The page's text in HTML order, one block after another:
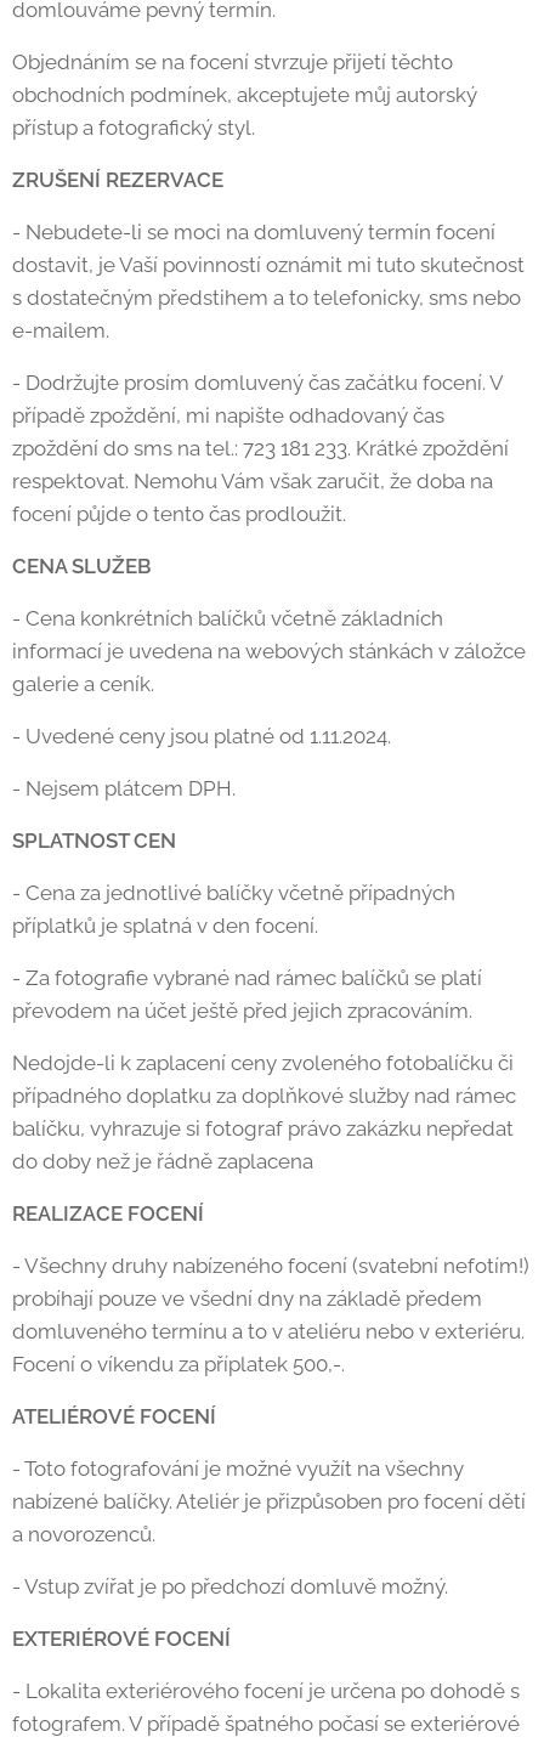
domlouváme pevný termín.
Objednáním se na focení stvrzuje přijetí těchto
obchodních podmínek, akceptujete můj autorský
přístup a fotografický styl.
ZRUŠENÍ REZERVACE
- Nebudete-li se moci na domluvený termín focení
dostavit, je Vaší povinností oznámit mi tuto skutečnost
s dostatečným předstihem a to telefonicky, sms nebo
e-mailem.
- Dodržujte prosím domluvený čas začátku focení. V
případě zpoždění, mi napište odhadovaný čas
zpoždění do sms na tel.: 723 181 233. Krátké zpoždění
respektovat. Nemohu Vám však zaručit, že doba na
focení půjde o tento čas prodloužit.
CENA SLUŽEB
- Cena konkrétních balíčků včetně základních
informací je uvedena na webových stánkách v záložce
galerie a ceník.
- Uvedené ceny jsou platné od 1.11.2024.
- Nejsem plátcem DPH.
SPLATNOST CEN
- Cena za jednotlivé balíčky včetně případných
příplatků je splatná v den focení.
- Za fotografie vybrané nad rámec balíčků se platí
převodem na účet ještě před jejich zpracováním.
Nedojde-li k zaplacení ceny zvoleného fotobalíčku či
případného doplatku za doplňkové služby nad rámec
balíčku, vyhrazuje si fotograf právo zakázku nepředat
do doby než je řádně zaplacena
REALIZACE FOCENÍ
- Všechny druhy nabízeného focení (svatební nefotím!)
probíhají pouze ve všední dny na základě předem
domluveného termínu a to v ateliéru nebo v exteriéru.
Focení o víkendu za příplatek 500,-.
ATELIÉROVÉ FOCENÍ
- Toto fotografování je možné využít na všechny
nabízené balíčky. Ateliér je přizpůsoben pro focení dětí
a novorozenců.
- Vstup zvířat je po předchozí domluvě možný.
EXTERIÉROVÉ FOCENÍ
- Lokalita exteriérového focení je určena po dohodě s
fotografem. V případě špatného počasí se exteriérové